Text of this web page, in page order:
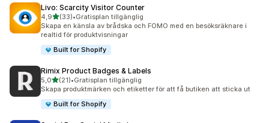
Livo: Scarcity Visitor Counter
4,9av 5 stjärnor
(33)
33 recensioner totalt
•Gratisplan tillgänglig
Skapa en känsla av brådska och FOMO med en besöksräknare i
realtid för produktvisningar
Built for Shopify
Rimix Product Badges & Labels
5,0av 5 stjärnor
(21)
21 recensioner totalt
•Gratisplan tillgänglig
Skapa produktmärken och etiketter för att få butiken att sticka ut
Built for Shopify